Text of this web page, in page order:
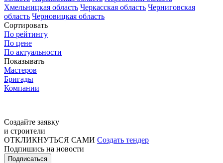
Хмельницкая область Черкасская область Черниговская
область Черновицкая область
Сортировать
По рейтингу
По цене
По актуальности
Показывать
Мастеров
Бригады
Компании
Создайте заявку
и строители
ОТКЛИКНУТЬСЯ САМИ Создать тендер
Подпишись на новости
Подписаться